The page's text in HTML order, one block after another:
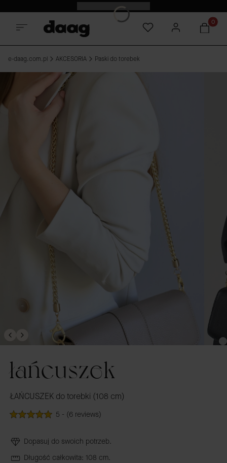
Odkryj nowości -15%
e-daag.com.pl AKCESORIA Paski do torebek
łańcuszek
ŁAŃCUSZEK do torebki (108 cm)
5 - (6 reviews)
Dopasuj do swoich potrzeb.
Długość całkowita: 108 cm.